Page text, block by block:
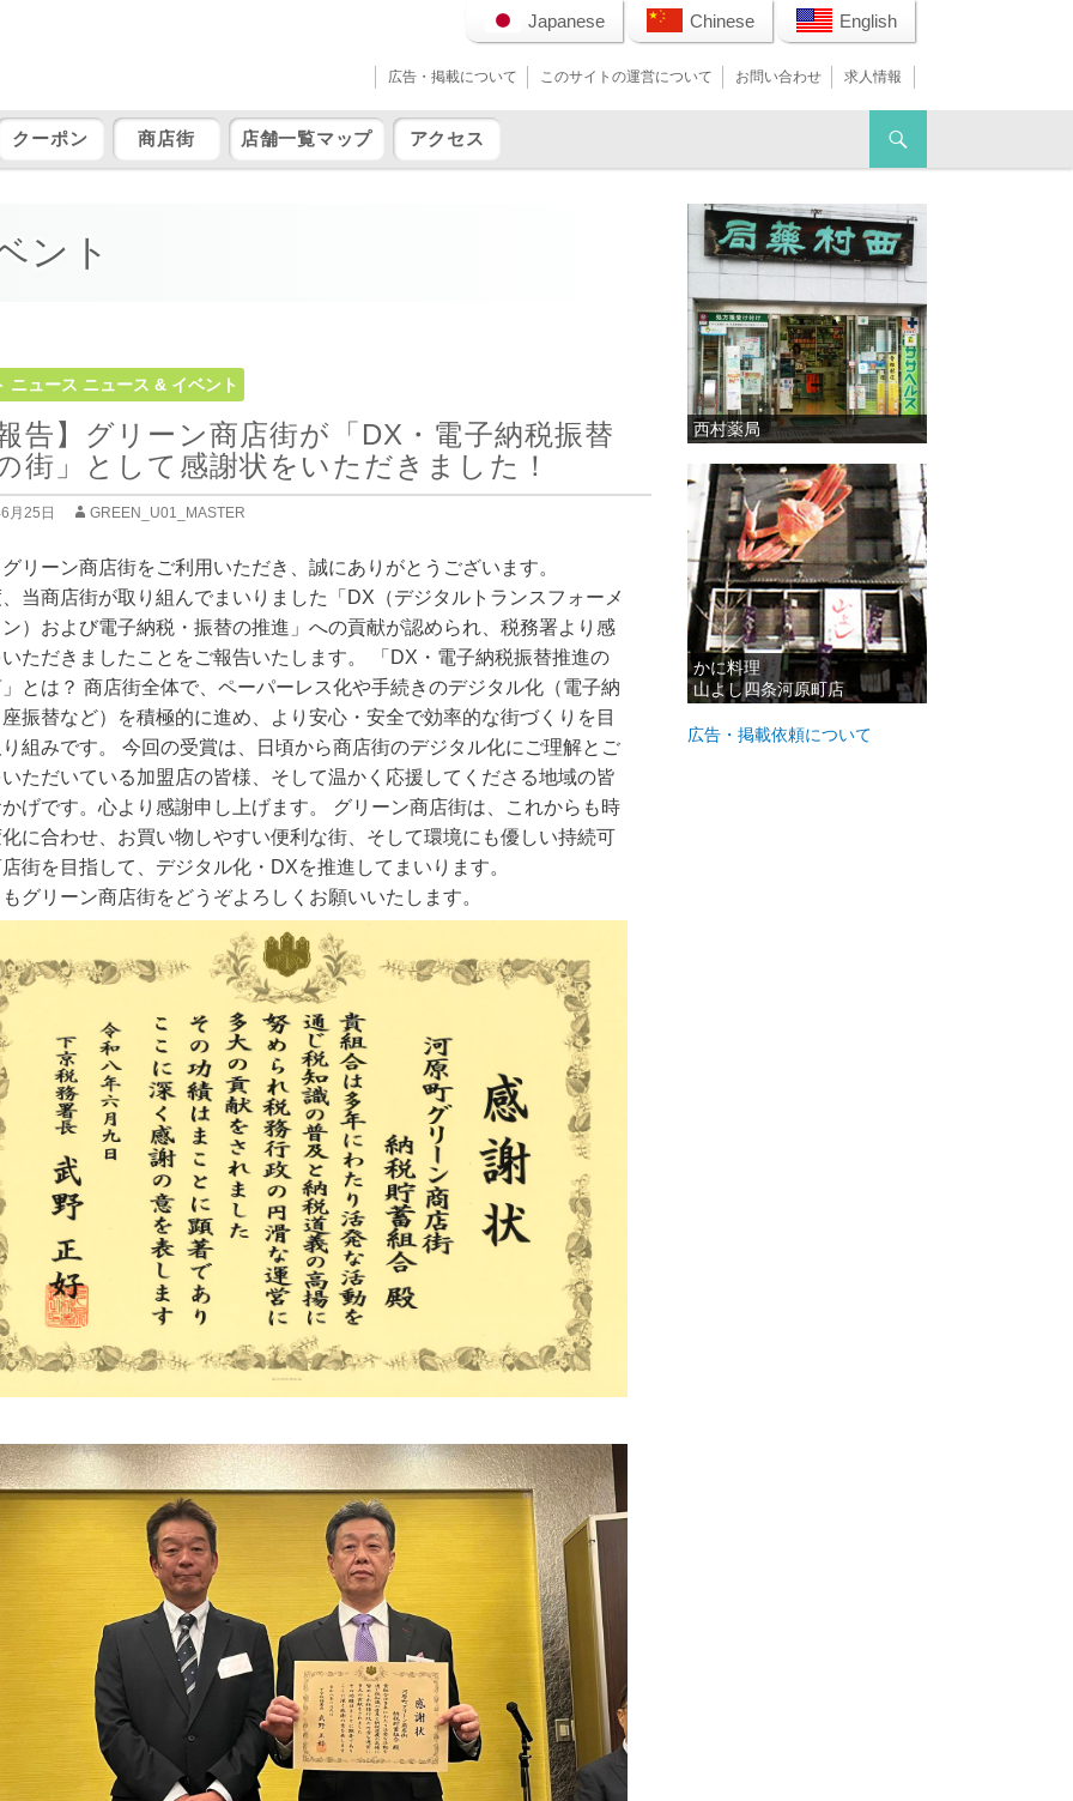
Japanese Chinese English
広告・掲載について このサイトの運営について お問い合わせ 求人情報
クーポン 商店街 店舗一覧マップ アクセス
ント
ニュース ニュース & イベント
告】グリーン商店街が「DX・電子納税振替
街」として感謝状をいただきました！
月25日 GREEN_U01_MASTER
リーン商店街をご利用いただき、誠にありがとうございます。
当商店街が取り組んでまいりました「DX（デジタルトランスフォーメ
）および電子納税・振替の推進」への貢献が認められ、税務署より感
ただきましたことをご報告いたします。 「DX・電子納税振替推進の
とは？ 商店街全体で、ペーパーレス化や手続きのデジタル化（電子納
振替など）を積極的に進め、より安心・安全で効率的な街づくりを目
組みです。 今回の受賞は、日頃から商店街のデジタル化にご理解とご
ただいている加盟店の皆様、そして温かく応援してくださる地域の皆
げです。心より感謝申し上げます。 グリーン商店街は、これからも時
に合わせ、お買い物しやすい便利な街、そして環境にも優しい持続可
街を目指して、デジタル化・DXを推進してまいります。
グリーン商店街をどうぞよろしくお願いいたします。
西村薬局
かに料理
山よし四条河原町店
広告・掲載依頼について